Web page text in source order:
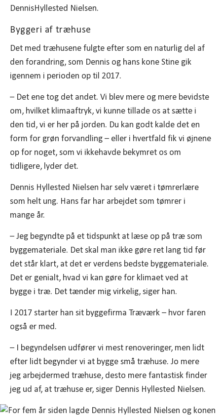
DennisHyllested Nielsen.
Byggeri af træhuse
Det med træhusene fulgte efter som en naturlig del af
den forandring, som Dennis og hans kone Stine gik
igennem i perioden op til 2017.
– Det ene tog det andet. Vi blev mere og mere bevidste
om, hvilket klimaaftryk, vi kunne tillade os at sætte i
den tid, vi er her på jorden. Du kan godt kalde det en
form for grøn forvandling – eller i hvertfald fik vi øjnene
op for noget, som vi ikkehavde bekymret os om
tidligere, lyder det.
Dennis Hyllested Nielsen har selv været i tømrerlære
som helt ung. Hans far har arbejdet som tømrer i
mange år.
– Jeg begyndte på et tidspunkt at læse op på træ som
byggemateriale. Det skal man ikke gøre ret lang tid før
det står klart, at det er verdens bedste byggemateriale.
Det er genialt, hvad vi kan gøre for klimaet ved at
bygge i træ. Det tænder mig virkelig, siger han.
I 2017 starter han sit byggefirma Træværk – hvor faren
også er med.
– I begyndelsen udfører vi mest renoveringer, men lidt
efter lidt begynder vi at bygge små træhuse. Jo mere
jeg arbejdermed træhuse, desto mere fantastisk finder
jeg ud af, at træhuse er, siger Dennis Hyllested Nielsen.